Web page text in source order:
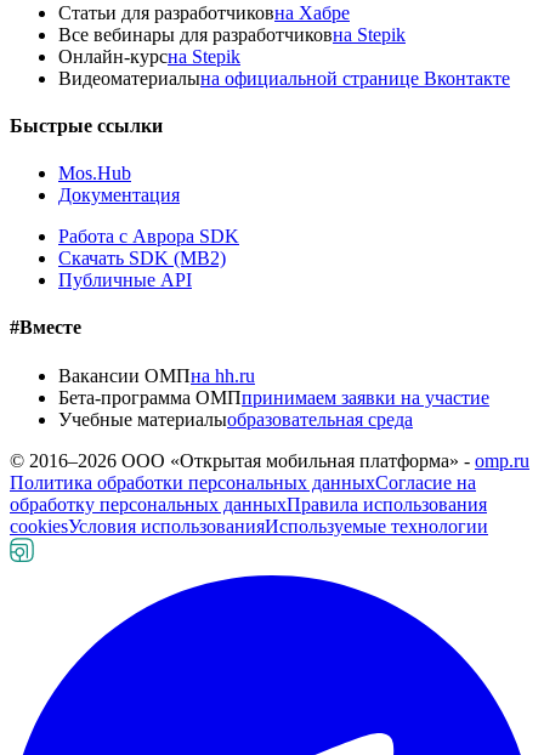
Статьи для разработчиковна Хабре
Все вебинары для разработчиковна Stepik
Онлайн-курсна Stepik
Видеоматериалына официальной странице Вконтакте
Быстрые ссылки
Mos.Hub
Документация
Работа с Аврора SDK
Скачать SDK (MB2)
Публичные API
#Вместе
Вакансии ОМПна hh.ru
Бета-программа ОМПпринимаем заявки на участие
Учебные материалыобразовательная среда
© 2016–2026 ООО «Открытая мобильная платформа» - omp.ru
Политика обработки персональных данныхСогласие на
обработку персональных данныхПравила использования
cookiesУсловия использованияИспользуемые технологии